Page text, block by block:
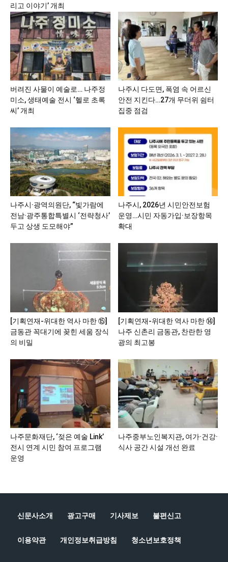
리고 이야기’ 개최
버려진 사물이 예술로… 나주정
미소, 생태예술 전시 ‘헬로 초록
씨’ 개최
나주시 다도면, 폭염 속 어르신
안전 지킨다…27개 무더위 쉼터
집중 점검
나주시·광역의원단, “빛가람에
전남·광주통합특별시 ‘전략청사’
두고 상생 도모해야”
나주시, 2026년 시민안전보험
운영…시민 자동가입·보장항목
확대
[기획연재-위대한 역사 마한 ⑮]
금동관 꼭대기에 꽂힌 세움 장식
의 비밀
[기획연재-위대한 역사 마한 ⑭]
나주 신촌리 금동관, 찬란한 영
광의 최고봉
나주문화재단, ‘젖은 예술 Link’
전시 연계 시민 참여 프로그램
운영
나주중부노인복지관, 여가·건강·
식사 공간 시설 개선 완료
신문사소개 광고구매 기사제보 불편신고
이용약관 개인정보취급방침 청소년보호정책